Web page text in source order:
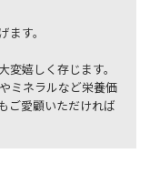
す。
嬉しく存じます。
ミネラルなど栄養価
ご愛顧いただければ